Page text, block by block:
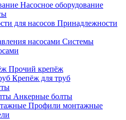
Насосное оборудование
Принадлежности
Системы
Прочий крепёж
Крепёж для труб
Анкерные болты
Профили монтажные